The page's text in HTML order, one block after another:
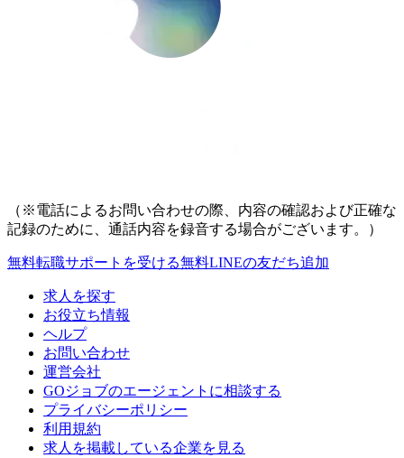
（※電話によるお問い合わせの際、内容の確認および正確な
記録のために、通話内容を録音する場合がございます。）
無料転職サポートを受ける無料LINEの友だち追加
求人を探す
お役立ち情報
ヘルプ
お問い合わせ
運営会社
GOジョブのエージェントに相談する
プライバシーポリシー
利用規約
求人を掲載している企業を見る